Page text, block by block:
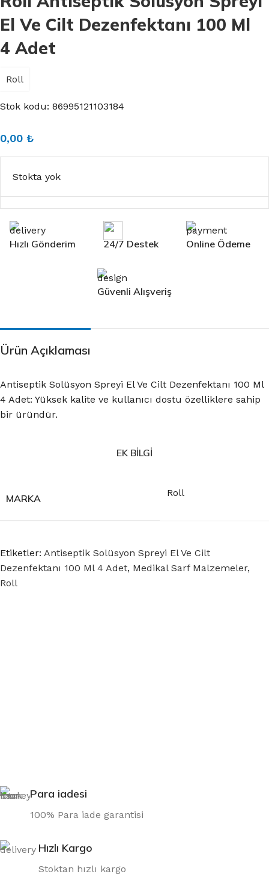
El Ve Cilt Dezenfektanı 100 Ml
4 Adet
Roll
Stok kodu: 86995121103184
0,00 ₺
Stokta yok
Hızlı Gönderim 24/7 Destek Online Ödeme
Güvenli Alışveriş
Ürün Açıklaması
Antiseptik Solüsyon Spreyi El Ve Cilt Dezenfektanı 100 Ml
4 Adet: Yüksek kalite ve kullanıcı dostu özelliklere sahip
bir üründür.
EK BILGI
MARKA Roll
Etiketler: Antiseptik Solüsyon Spreyi El Ve Cilt
Dezenfektanı 100 Ml 4 Adet, Medikal Sarf Malzemeler,
Roll
Para iadesi
100% Para iade garantisi
Hızlı Kargo
Stoktan hızlı kargo